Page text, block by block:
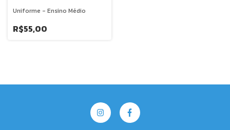
Uniforme - Ensino Médio
R$55,00